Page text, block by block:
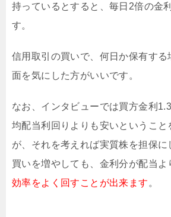
持っているとすると、毎日2倍の金
す。
信用取引の買いで、何日か保有する
面を気にした方がいいです。
なお、インタビューでは買方金利
均配当利回りよりも安いということ
が、それを考えれば実質株を担保に
買いを増やしても、金利分が配当よ
効率をよく回すことが出来ます 。